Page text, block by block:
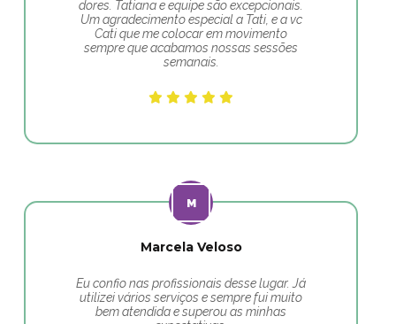
dores. Tatiana e equipe são excepcionais.
Um agradecimento especial a Tati, e a vc
Cati que me colocar em movimento
sempre que acabamos nossas sessões
semanais.
Marcela Veloso
Eu confio nas profissionais desse lugar. Já
utilizei vários serviços e sempre fui muito
bem atendida e superou as minhas